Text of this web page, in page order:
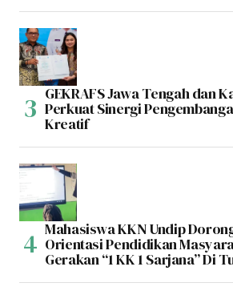
GEKRAFS Jawa Tengah dan
Perkuat Sinergi
Kreatif
Mahasiswa KKN Undip
Orientasi Pendidikan
Gerakan “1 KK 1 Sarjana” Di